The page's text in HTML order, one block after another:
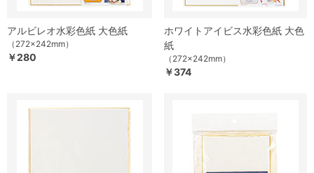
アルビレオ水彩色紙 大色紙
（272×242mm）
￥280
ホワイトアイビス水彩色紙 大色
紙
（272×242mm）
￥374